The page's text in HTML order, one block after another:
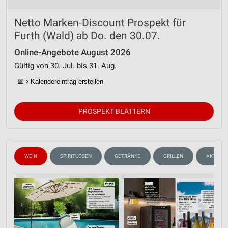
Netto Marken-Discount Prospekt für
Furth (Wald) ab Do. den 30.07.
Online-Angebote August 2026
Gültig von 30. Jul. bis 31. Aug.
📅 Kalendereintrag erstellen
PROSPEKT BLÄTTERN
WEIN SPIRITUOSEN GETRÄNKE GRILLEN
Analyse von Zielgruppen durch Statistiken oder
Kombinationen von Daten aus verschiedenen
Quellen
Entwicklung und Verbesserung der Angebote
Verwendung reduzierter Daten zur Auswahl von
IAB-Besonderheiten:
Verwendung genauer Standortdaten
Informationen identifizieren
Nicht-IAB-Verarbeitungszwecke:
Notwendig
Performance
Funktional